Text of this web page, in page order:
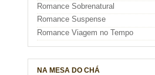
Romance Sobrenatural
Romance Suspense
Romance Viagem no Tempo
NA MESA DO CHÁ